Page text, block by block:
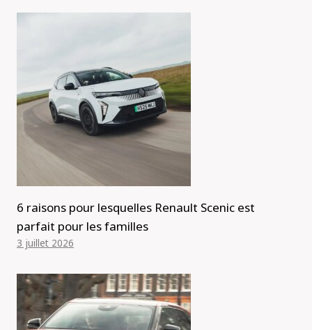
6 raisons pour lesquelles Renault Scenic est
parfait pour les familles
3 juillet 2026